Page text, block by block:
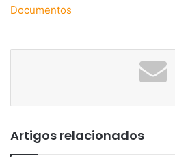
Documentos
Artigos relacionados